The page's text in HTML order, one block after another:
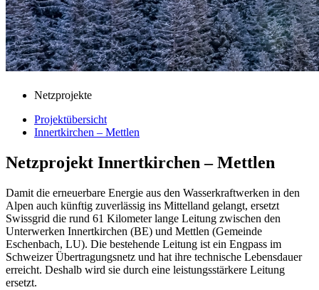
Netzprojekte
Projektübersicht
Innertkirchen – Mettlen
Netzprojekt Innertkirchen – Mettlen
Damit die erneuerbare Energie aus den Wasserkraftwerken in den
Alpen auch künftig zuverlässig ins Mittelland gelangt, ersetzt
Swissgrid die rund 61 Kilometer lange Leitung zwischen den
Unterwerken Innertkirchen (BE) und Mettlen (Gemeinde
Eschenbach, LU). Die bestehende Leitung ist ein Engpass im
Schweizer Übertragungsnetz und hat ihre technische Lebensdauer
erreicht. Deshalb wird sie durch eine leistungsstärkere Leitung
ersetzt.